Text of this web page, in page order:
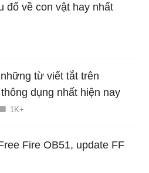
đố về con vật hay nhất
từ viết tắt trên
dụng nhất hiện nay
1K+
Fire OB51, update FF